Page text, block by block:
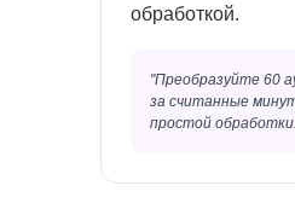
обработкой.
"Преобразуйте 60
за считанные
простой